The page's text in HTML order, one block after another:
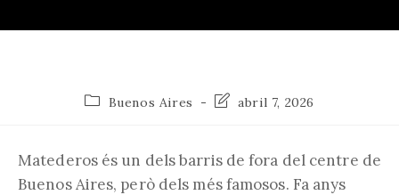
Categoria
Buenos Aires
Última
l'entrada:
abril 7, 2026
Matederos és un dels barris de fora del centre de
Buenos Aires, però dels més famosos. Fa anys